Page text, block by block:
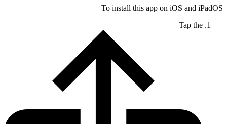
To install this app on iOS and iPadOS
Tap the